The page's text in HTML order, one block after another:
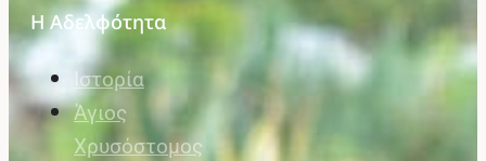
Η Αδελφότητα
Ιστορία
Άγιος
Χρυσόστομος